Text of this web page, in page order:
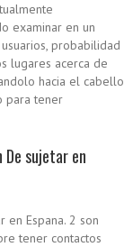
examinar en un
probabilidad
lugares acerca de
hacia el cabello
para tener
De sujetar en
en Espana. 2 son
tener contactos